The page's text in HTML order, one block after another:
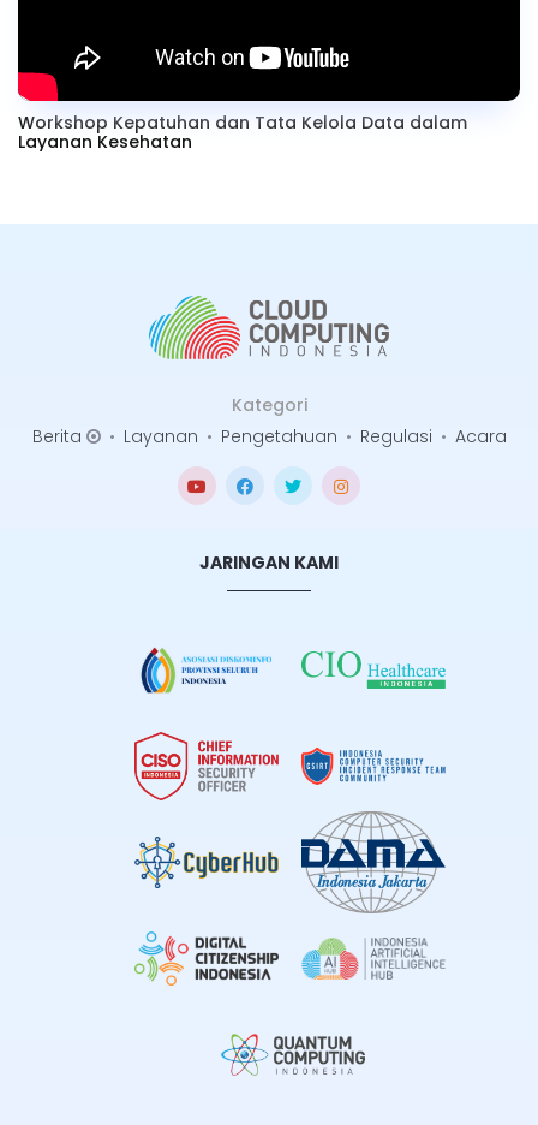
Workshop Kepatuhan dan Tata Kelola Data dalam
Layanan Kesehatan
Kategori
Berita
• Layanan • Pengetahuan • Regulasi • Acara
JARINGAN KAMI